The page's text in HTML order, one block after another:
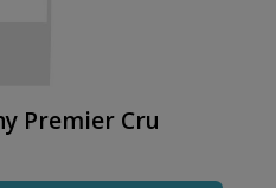
Premier Cru